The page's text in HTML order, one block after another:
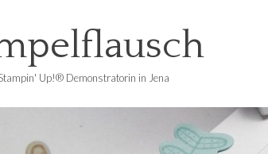
Up!® Demonstratorin in Jena